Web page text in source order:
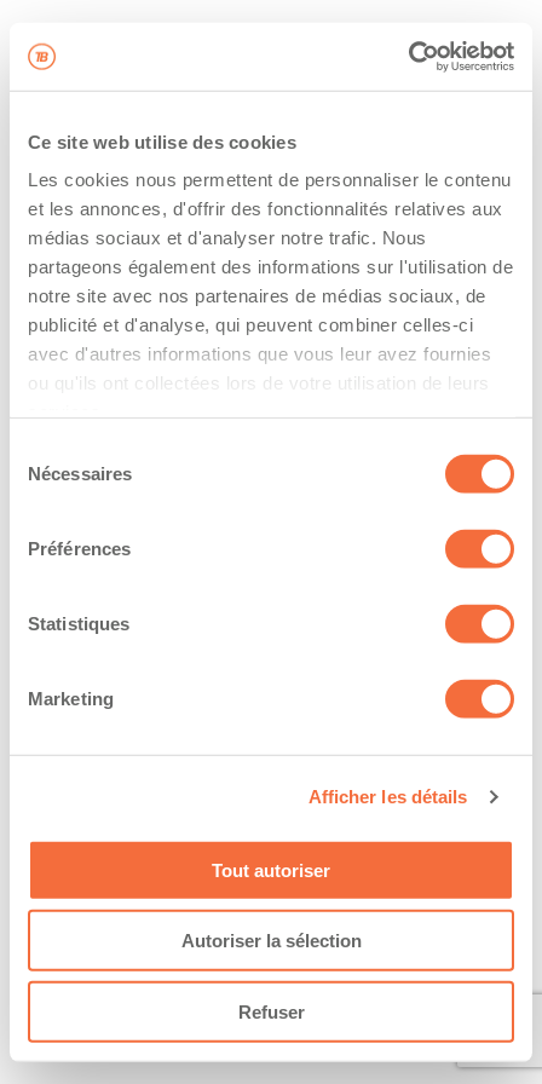
Ce site web utilise des cookies
Les cookies nous permettent de personnaliser le contenu
et les annonces, d'offrir des fonctionnalités relatives aux
médias sociaux et d'analyser notre trafic. Nous
partageons également des informations sur l'utilisation de
notre site avec nos partenaires de médias sociaux, de
publicité et d'analyse, qui peuvent combiner celles-ci
avec d'autres informations que vous leur avez fournies
ou qu'ils ont collectées lors de votre utilisation de leurs
Nécessaires
Préférences
Statistiques
Marketing
Afficher les détails
Tout autoriser
Autoriser la sélection
Refuser